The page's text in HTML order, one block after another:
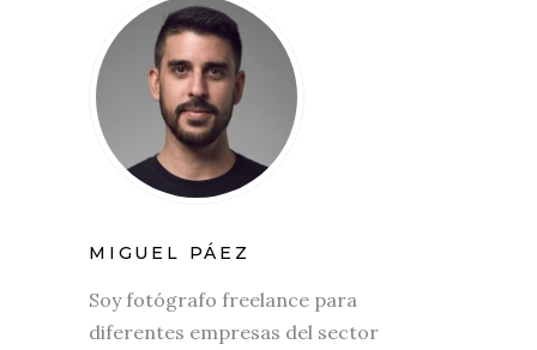
MIGUEL PÁEZ
Soy fotógrafo freelance para
diferentes empresas del sector